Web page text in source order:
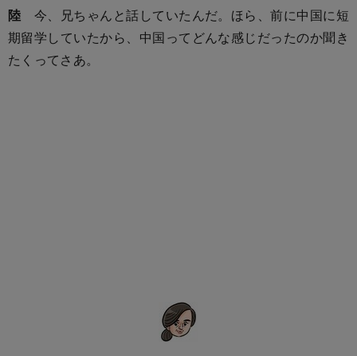
陸 今、兄ちゃんと話していたんだ。ほら、前に中国に短
期留学していたから、中国ってどんな感じだったのか聞き
たくってさあ。